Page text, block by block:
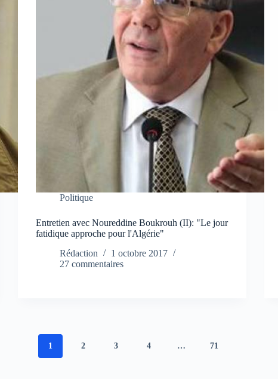
Politique
Entretien avec Noureddine Boukrouh (II): "Le jour
fatidique approche pour l'Algérie"
Rédaction
1 octobre 2017
27 commentaires
1 2 3 4 … 71